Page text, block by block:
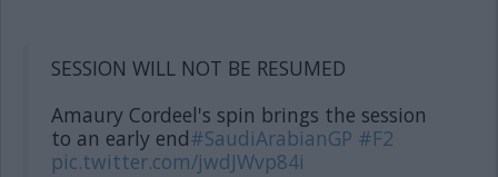
SESSION WILL NOT BE RESUMED
Amaury Cordeel's spin brings the session
to an early end#SaudiArabianGP #F2
pic.twitter.com/jwdJWvp84i